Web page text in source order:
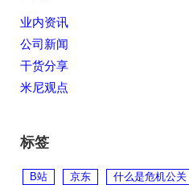
业内资讯
公司新闻
干货分享
米尼观点
标签
B站 京东 什么是危机公关